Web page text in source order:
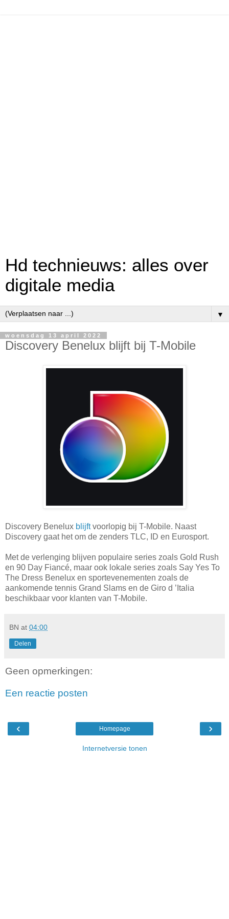
Hd technieuws: alles over
digitale media
▼
woensdag 13 april 2022
Discovery Benelux blijft bij T-Mobile
Discovery Benelux blijftvoorlopig bij T-Mobile. Naast
Discovery gaat het om de zenders TLC, ID en Eurosport.
Met de verlenging blijven populaire series zoals Gold Rush
en 90 Day Fiancé, maar ook lokale series zoals Say Yes To
The Dress Benelux en sportevenementen zoals de
aankomende tennis Grand Slams en de Giro d ’Italia
beschikbaar voor klanten van T-Mobile.
BN at 04:00
Delen
Geen opmerkingen:
Een reactie posten
‹ ›
Homepage
Internetversie tonen